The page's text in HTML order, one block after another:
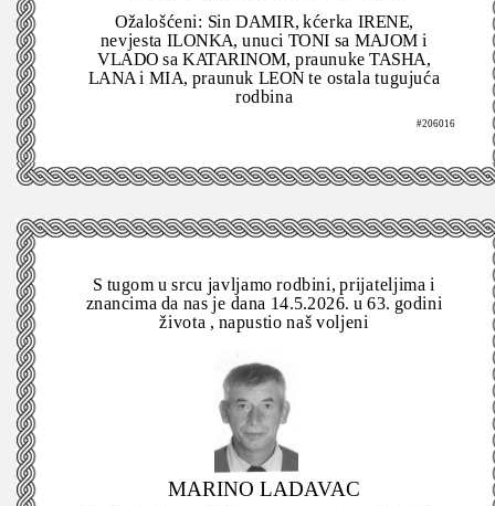
Ožalošćeni: Sin DAMIR, kćerka IRENE,
nevjesta ILONKA, unuci TONI sa MAJOM i
VLADO sa KATARINOM, praunuke TASHA,
LANA i MIA, praunuk LEON te ostala tugujuća
rodbina
#206016
S tugom u srcu javljamo rodbini, prijateljima i
znancima da nas je dana 14.5.2026. u 63. godini
života , napustio naš voljeni
MARINO LADAVAC